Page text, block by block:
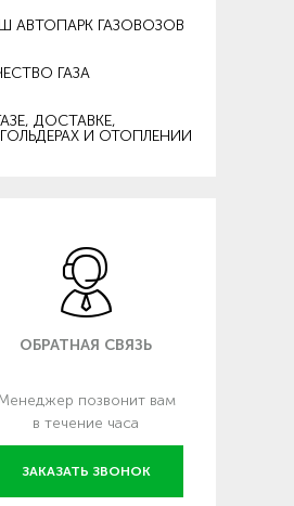
АВТОПАРК ГАЗОВОЗОВ
ГАЗА
ДОСТАВКЕ,
И ОТОПЛЕНИИ
ОБРАТНАЯ СВЯЗЬ
позвонит вам
в течение часа
ЗАКАЗАТЬ ЗВОНОК